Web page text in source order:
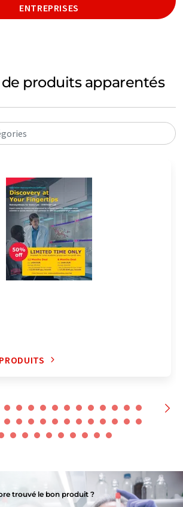
ENTREPRISES
produits apparentés
trouvé le bon produit ?